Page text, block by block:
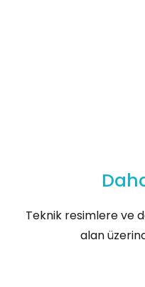
Teknik resimlere ve
alan